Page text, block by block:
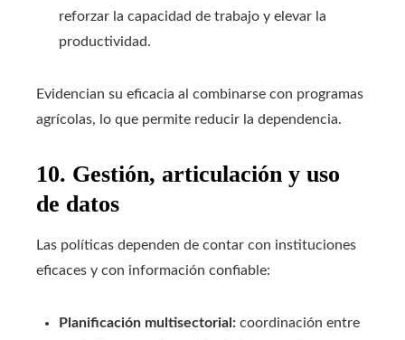
reforzar la capacidad de trabajo y elevar la
productividad.
Evidencian su eficacia al combinarse con programas
agrícolas, lo que permite reducir la dependencia.
10. Gestión, articulación y uso
de datos
Las políticas dependen de contar con instituciones
eficaces y con información confiable:
Planificación multisectorial: coordinación entre